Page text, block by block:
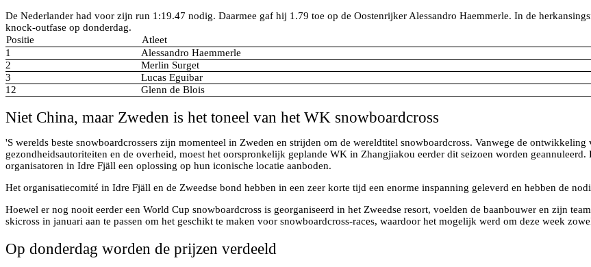
De Nederlander had voor zijn run 1:19.47 nodig. Daarmee gaf hij 1.79 toe op de Oostenrijker Alessandro Haemmerle. In de
knock-outfase op donderdag.
Positie
Atleet
1
Alessandro Haemmerle
2
Merlin Surget
3
Lucas Eguibar
12
Glenn de Blois
Niet China, maar Zweden is het toneel van het WK snowboardcross
'S werelds beste snowboardcrossers zijn momenteel in Zweden en strijden om de wereldtitel snowboardcross. Vanwege de
gezondheidsautoriteiten en de overheid, moest het oorspronkelijk geplande WK in Zhangjiakou eerder dit seizoen worden
organisatoren in Idre Fjäll een oplossing op hun iconische locatie aanboden.
Het organisatiecomité in Idre Fjäll en de Zweedse bond hebben in een zeer korte tijd een enorme inspanning geleverd en hebben de
Hoewel er nog nooit eerder een World Cup snowboardcross is georganiseerd in het Zweedse resort, voelden de baanbouwer en zijn
skicross in januari aan te passen om het geschikt te maken voor snowboardcross-races, waardoor het mogelijk werd om deze week
Op donderdag worden de prijzen verdeeld